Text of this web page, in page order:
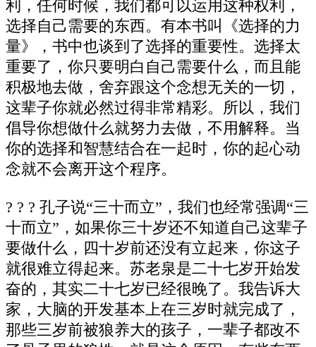
利，任何时候，我们都可以运用这种权利，
选择自己需要的东西。有本书叫《选择的力
量》，书中也谈到了选择的重要性。选择太
重要了，你只要明白自己需要什么，而且能
积极地去做，舍弃跟这个念想无关的一切，
这辈子你就必然过得非常精彩。所以，我们
倡导你想做什么就努力去做，不用解释。当
你的选择和智慧结合在一起时，你的起心动
念就不会离开这个程序。
? ? ? 孔子说“三十而立”，我们也经常强调“三
十而立”，如果你三十岁还不知道自己这辈子
要做什么，四十岁前还没有立起来，你这子
就很难立得起来。苏老泉是二十七岁开始发
奋的，其实二十七岁已经很晚了。我告诉大
家，大脑的开发基本上在三岁时就完成了，
那些三岁前被狼养大的孩子，一辈子都改不